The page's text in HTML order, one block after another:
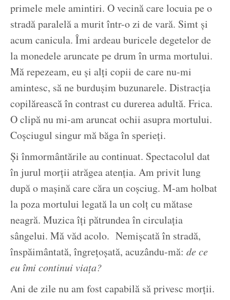
primele mele amintiri. O vecină care locuia pe o
stradă paralelă a murit într-o zi de vară. Simt și
acum canicula. Îmi ardeau buricele degetelor de
la monedele aruncate pe drum în urma mortului.
Mă repezeam, eu și alți copii de care nu-mi
amintesc, să ne burdușim buzunarele. Distracția
copilărească în contrast cu durerea adultă. Frica.
O clipă nu mi-am aruncat ochii asupra mortului.
Coșciugul singur mă băga în sperieți.
Și înmormântările au continuat. Spectacolul dat
în jurul morții atrăgea atenția. Am privit lung
după o mașină care căra un coșciug. M-am holbat
la poza mortului legată la un colț cu mătase
neagră. Muzica îți pătrundea în circulația
sângelui. Mă văd acolo. Nemișcată în stradă,
înspăimântată, îngrețoșată, acuzându-mă: de ce
eu îmi continui viața?
Ani de zile nu am fost capabilă să privesc morții.